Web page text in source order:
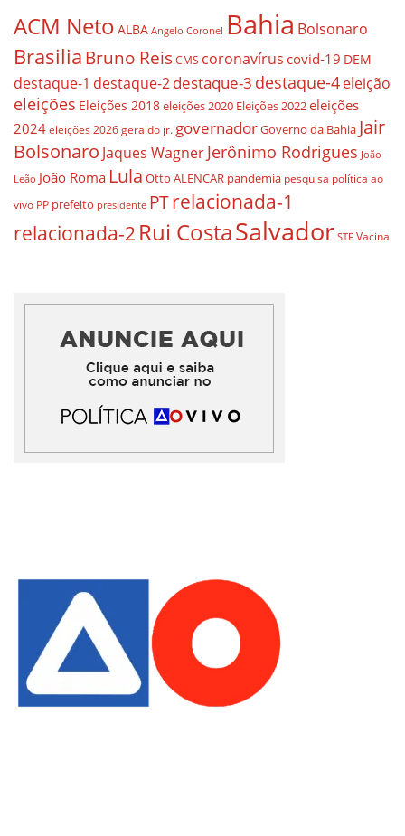
ACM Neto ALBA Angelo Coronel Bahia Bolsonaro
BrasiliaBruno ReisCMS coronavírus covid-19 DEM
destaque-1 destaque-2destaque-3 destaque-4eleição
eleições Eleições 2018eleições 2020 Eleições 2022eleições
2024 eleições 2026 geraldo jr. governadorGoverno da Bahia Jair
Bolsonaro Jaques WagnerJerônimo Rodrigues João
Leão João Roma Lula Otto ALENCAR pandemia pesquisa política ao
vivo PP prefeito presidente PTrelacionada-1
relacionada-2 Rui CostaSalvador STF Vacina